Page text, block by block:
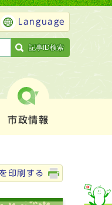
Language
記事ID検索
市政情報
印刷する